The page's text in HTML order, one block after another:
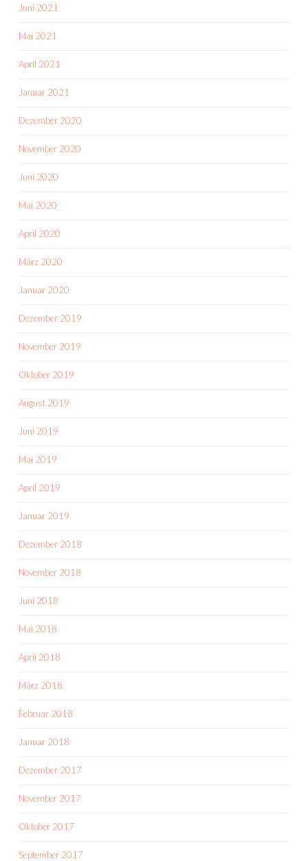
Juni 2021
Mai 2021
April 2021
Januar 2021
Dezember 2020
November 2020
Juni 2020
Mai 2020
April 2020
März 2020
Januar 2020
Dezember 2019
November 2019
Oktober 2019
August 2019
Juni 2019
Mai 2019
April 2019
Januar 2019
Dezember 2018
November 2018
Juni 2018
Mai 2018
April 2018
März 2018
Februar 2018
Januar 2018
Dezember 2017
November 2017
Oktober 2017
September 2017